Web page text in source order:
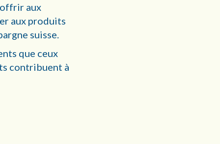
aux
aux produits
suisse.
que ceux
contribuent à